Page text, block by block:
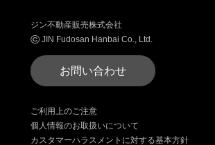
ジン不動産販売株式会社
© JIN Fudosan Hanbai Co., Ltd.
お問い合わせ
ご利用上のご注意
個人情報のお取扱いについて
カスタマーハラスメントに対する基本方針